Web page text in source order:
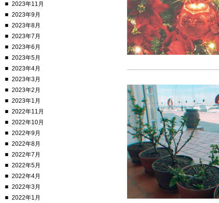
2023年11月
2023年9月
2023年8月
2023年7月
2023年6月
2023年5月
2023年4月
2023年3月
2023年2月
2023年1月
2022年11月
2022年10月
2022年9月
2022年8月
2022年7月
2022年5月
2022年4月
2022年3月
2022年1月